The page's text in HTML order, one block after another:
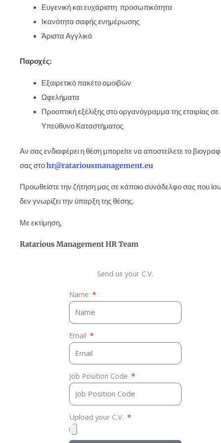
Ευγενική και ευχάριστη προσωπικότητα
Ικανότητα σαφής ενημέρωσης
Άριστα Αγγλικά
Παροχές:
Εξαιρετικό πακέτο αμοιβών
Ωφελήματα
Προοπτική εξέλιξης στο οργανόγραμμα της εταιρίας σε
Υπεύθυνο Καταστήματος
Αν σας ενδιαφέρει η θέση μπορείτε να αποστείλετε το
σας στοhr@ratariousmanagement.eu
Προωθείστε την ζήτηση μας σε κάποιο συνάδελφο σας που
δεν γνωρίζει την ύπαρξη της θέσης.
Με εκτίμηση,
Ratarious ManagementHR Team
Send us your C.V.
Name
Email
Job Position Code
Upload your C.V.